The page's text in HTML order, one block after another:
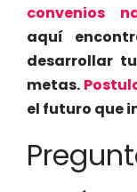
convenios
aquí
desarrollar
metas.
el futuro que